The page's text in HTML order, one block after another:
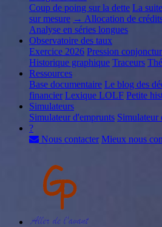
Coup de poing sur la dette La
sur mesure → Allocation de
Analyse en séries longues
Observatoire des taux
Exercice 2026 Pression
Historique graphique Traceurs
Ressources
Base documentaire Le blog des
financier Lexique LOLF Petite
Simulateurs
Simulateur d'emprunts Simulateur
?
Nous contacter Mieux nous